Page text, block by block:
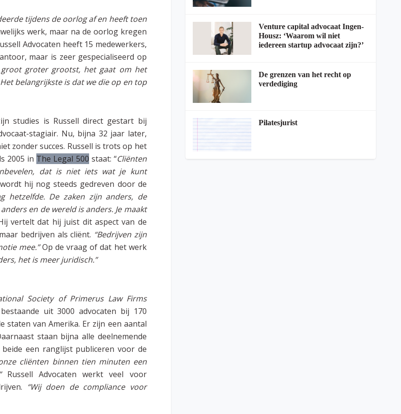
tijdens de oorlog af en heeft toen
werk, maar na de oorlog kregen
Advocaten heeft 15 medewerkers,
maar is zeer gespecialiseerd op
groter grootst, het gaat om het
Het belangrijkste is dat we die op en top
studies is Russell direct gestart bij
stagiair. Nu, bijna 32 jaar later,
zonder succes. Russell is trots op het
2005 in The Legal 500 staat: “Cliënten
dat is niet iets wat je kunt
hij nog steeds gedreven door de
hetzelfde. De zaken zijn anders, de
en de wereld is anders. Je maakt
vertelt dat hij juist dit aspect van de
bedrijven als cliënt. “Bedrijven zijn
mee.”Op de vraag of dat het werk
het is meer juridisch.”
Society of Primerus Law Firms
uit 3000 advocaten bij 170
staten van Amerika. Er zijn een aantal
staan bijna alle deelnemende
beide een ranglijst publiceren voor de
cliënten binnen tien minuten een
Russell Advocaten werkt veel voor
“Wij doen de compliance voor
Venture capital advocaat Ingen-
Housz: ‘Waarom wil niet
iedereen startup advocaat zijn?’
De grenzen van het recht op
verdediging
Pilatesjurist